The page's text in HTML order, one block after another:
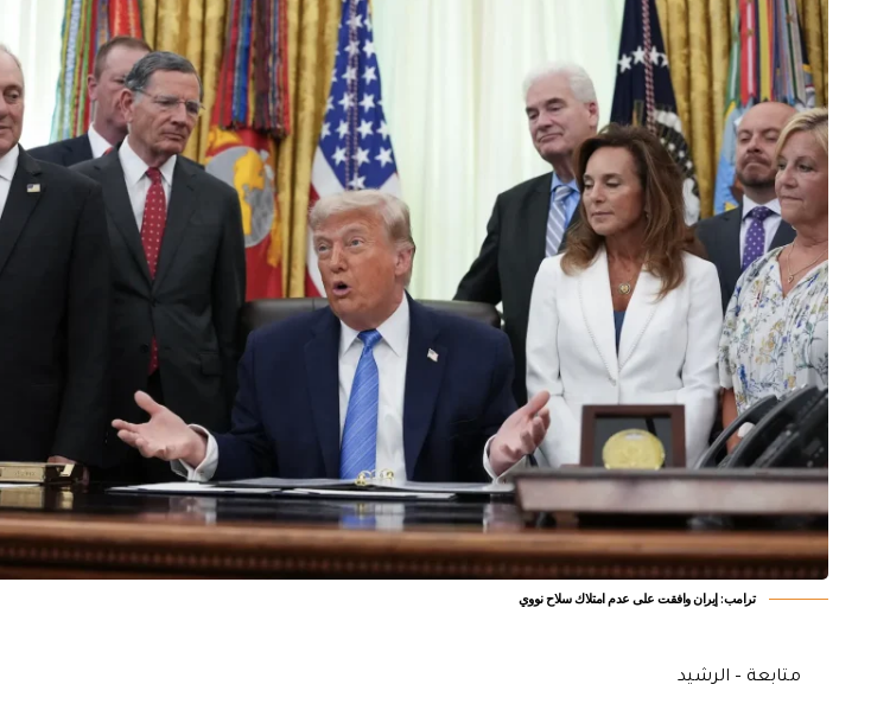
‏ترامب: إيران وافقت على عدم امتلاك سلاح نووي
متابعة – الرشيد